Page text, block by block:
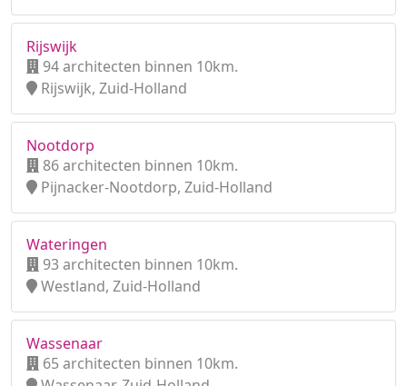
Rijswijk
94 architecten binnen 10km.
Rijswijk, Zuid-Holland
Nootdorp
86 architecten binnen 10km.
Pijnacker-Nootdorp, Zuid-Holland
Wateringen
93 architecten binnen 10km.
Westland, Zuid-Holland
Wassenaar
65 architecten binnen 10km.